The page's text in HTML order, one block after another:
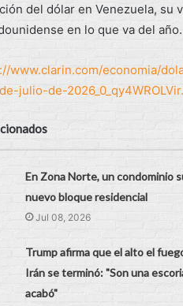
del dólar en Venezuela,
en lo que va del año.
www.clarin.com/economia/
julio-de-
En Zona Norte, un condominio
nuevo bloque residencial
Jul 08, 2026
Trump afirma que el alto el
Irán se terminó: "Son una
acabó"